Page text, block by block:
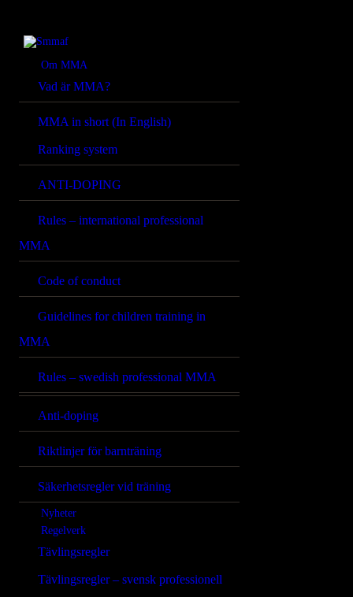
Om MMA
Vad är MMA?
MMA in short (In English)
Ranking system
ANTI-DOPING
Rules – international professional
MMA
Code of conduct
Guidelines for children training in
MMA
Rules – swedish professional MMA
Anti-doping
Riktlinjer för barnträning
Säkerhetsregler vid träning
Nyheter
Regelverk
Tävlingsregler
Tävlingsregler – svensk professionell
NYHETER
REGELVERK
KOMMANDE
EVENEMANG
FÖRBUNDET